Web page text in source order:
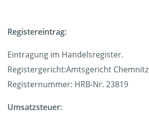
Registereintrag:
Eintragung im Handelsregister.
Registergericht:Amtsgericht Chemnitz
Registernummer: HRB-Nr. 23819
Umsatzsteuer: